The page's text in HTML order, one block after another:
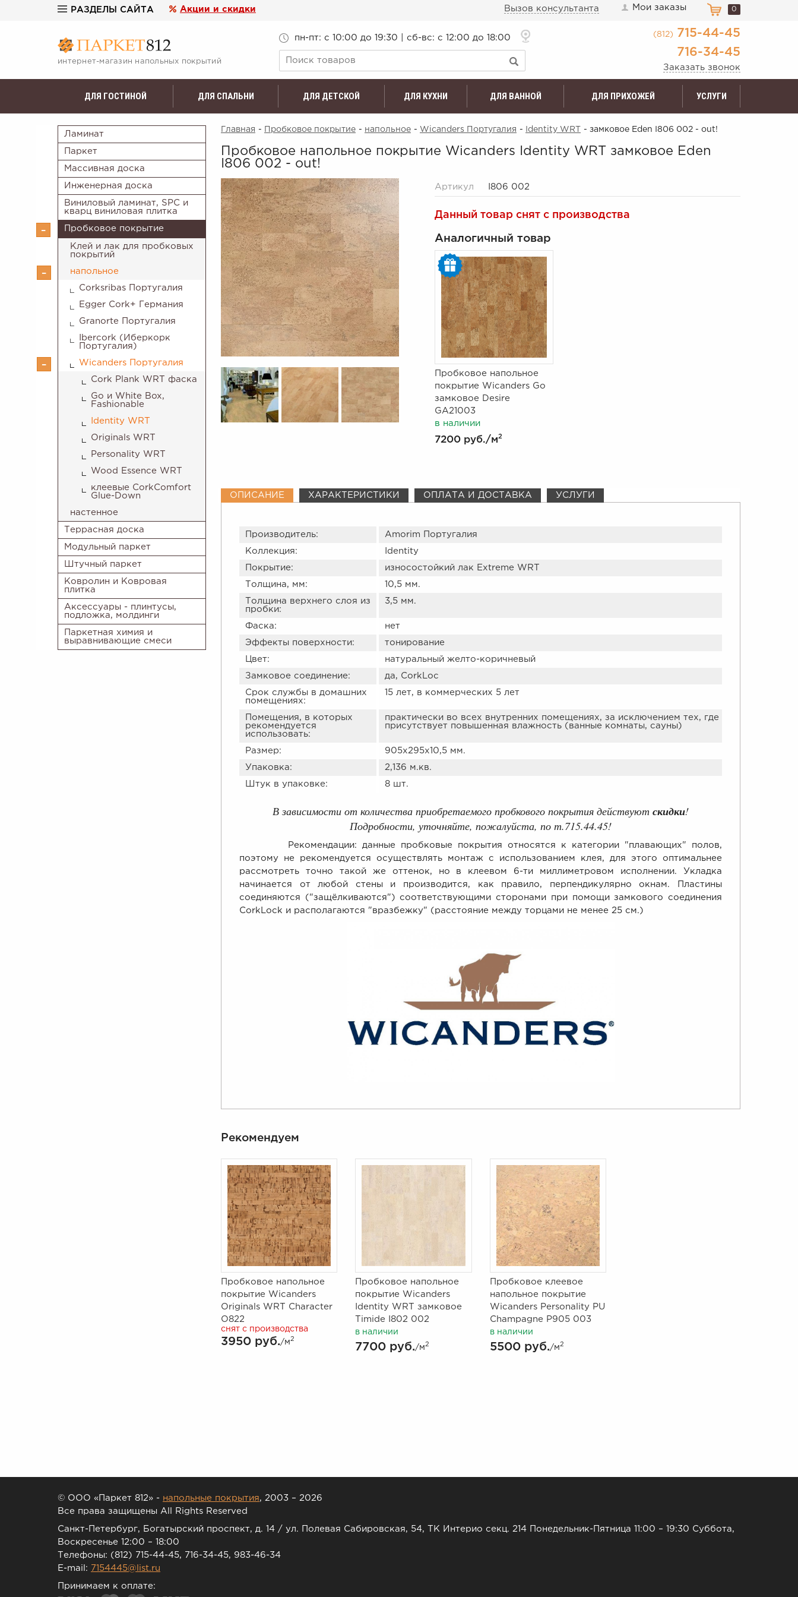
РАЗДЕЛЫ САЙТА Акции и скидки Вызов консультанта Мои заказы 0
интернет-магазин напольных покрытий
пн-пт: c 10:00 до 19:30 | сб-вс: с 12:00 до 18:00 (812)
715-44-45
716-34-45
Заказать звонок
ДЛЯ ГОСТИНОЙ ДЛЯ СПАЛЬНИ ДЛЯ ДЕТСКОЙ ДЛЯ КУХНИ ДЛЯ ВАННОЙ ДЛЯ ПРИХОЖЕЙ УСЛУГИ
Ламинат
Паркет
Массивная доска
Инженерная доска
Виниловый ламинат, SPC и
кварц виниловая плитка
Пробковое покрытие
Клей и лак для пробковых
покрытий
напольное
Corksribas Португалия
Egger Cork+ Германия
Granorte Португалия
Ibercork (Иберкорк
Португалия)
Wicanders Португалия
Cork Plank WRT фаска
Go и White Box,
Fashionable
Identity WRT
Originals WRT
Personality WRT
Wood Essence WRT
клеевые CorkComfort
Glue-Down
настенное
Террасная доска
Модульный паркет
Штучный паркет
Ковролин и Ковровая
плитка
Аксессуары - плинтусы,
подложка, молдинги
Паркетная химия и
выравнивающие смеси
Главная - Пробковое покрытие - напольное - Wicanders Португалия - Identity WRT - замковое Eden I806 002 - out!
Пробковое напольное покрытие Wicanders Identity WRT замковое Eden
I806 002 - out!
Артикул I806 002
Данный товар снят с производства
Аналогичный товар
Пробковое напольное
покрытие Wicanders Go
замковое Desire
GA21003
в наличии
7200 руб./м2
ОПИСАНИЕ ХАРАКТЕРИСТИКИ ОПЛАТА И ДОСТАВКА УСЛУГИ
Производитель: Amorim Португалия
Коллекция: Identity
Покрытие: износостойкий лак Extreme WRT
Толщина, мм: 10,5 мм.
Толщина верхнего слоя из
пробки:
3,5 мм.
Фаска: нет
Эффекты поверхности: тонирование
Цвет: натуральный желто-коричневый
Замковое соединение: да, CorkLoc
Срок службы в домашних
помещениях:
15 лет, в коммерческих 5 лет
Помещения, в которых
рекомендуется
использовать:
практически во всех внутренних помещениях, за исключением тех, где
присутствует повышенная влажность (ванные комнаты, сауны)
Размер: 905х295х10,5 мм.
Упаковка: 2,136 м.кв.
Штук в упаковке: 8 шт.
В зависимости от количества приобретаемого пробкового покрытия действуют скидки!
Подробности, уточняйте, пожалуйста, по т.715.44.45!
Рекомендации: данные пробковые покрытия относятся к категории "плавающих" полов,
поэтому не рекомендуется осуществлять монтаж с использованием клея, для этого оптимальнее
рассмотреть точно такой же оттенок, но в клеевом 6-ти миллиметровом исполнении. Укладка
начинается от любой стены и производится, как правило, перпендикулярно окнам. Пластины
соединяются ("защёлкиваются") соответствующими сторонами при помощи замкового соединения
CorkLock и располагаются "вразбежку" (расстояние между торцами не менее 25 см.)
Рекомендуем
Пробковое напольное
покрытие Wicanders
Originals WRT Character
O822
снят с производства
3950 руб./м 2
Пробковое напольное
покрытие Wicanders
Identity WRT замковое
Timide I802 002
в наличии
7700 руб./м2
Пробковое клеевое
напольное покрытие
Wicanders Personality PU
Champagne P905 003
в наличии
5500 руб./м 2
© ООО «Паркет 812» - напольные покрытия, 2003 – 2026
Все права защищены All Rights Reserved
Санкт-Петербург, Богатырский проспект, д. 14 / ул. Полевая Сабировская, 54, ТК Интерио секц. 214 Понедельник-Пятница 11:00 – 19:30 Суббота,
Воскресенье 12:00 – 18:00
Телефоны: (812) 715-44-45, 716-34-45, 983-46-34
E-mail:
7154445@list.ru
Принимаем к оплате: